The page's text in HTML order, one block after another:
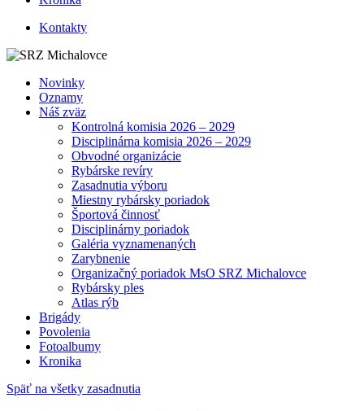
Kontakty
Novinky
Oznamy
Náš zväz
Kontrolná komisia 2026 – 2029
Disciplinárna komisia 2026 – 2029
Obvodné organizácie
Rybárske revíry
Zasadnutia výboru
Miestny rybársky poriadok
Športová činnosť
Disciplinárny poriadok
Galéria vyznamenaných
Zarybnenie
Organizačný poriadok MsO SRZ Michalovce
Rybársky ples
Atlas rýb
Brigády
Povolenia
Fotoalbumy
Kronika
Späť na všetky zasadnutia